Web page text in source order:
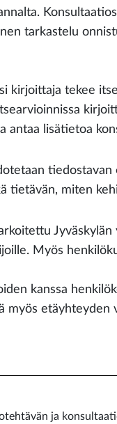
tarkastelu
kirjoittaja tekee
antaa lisätietoa
tietävän, miten
Myös
kanssa
myös etäyhteyden
ja